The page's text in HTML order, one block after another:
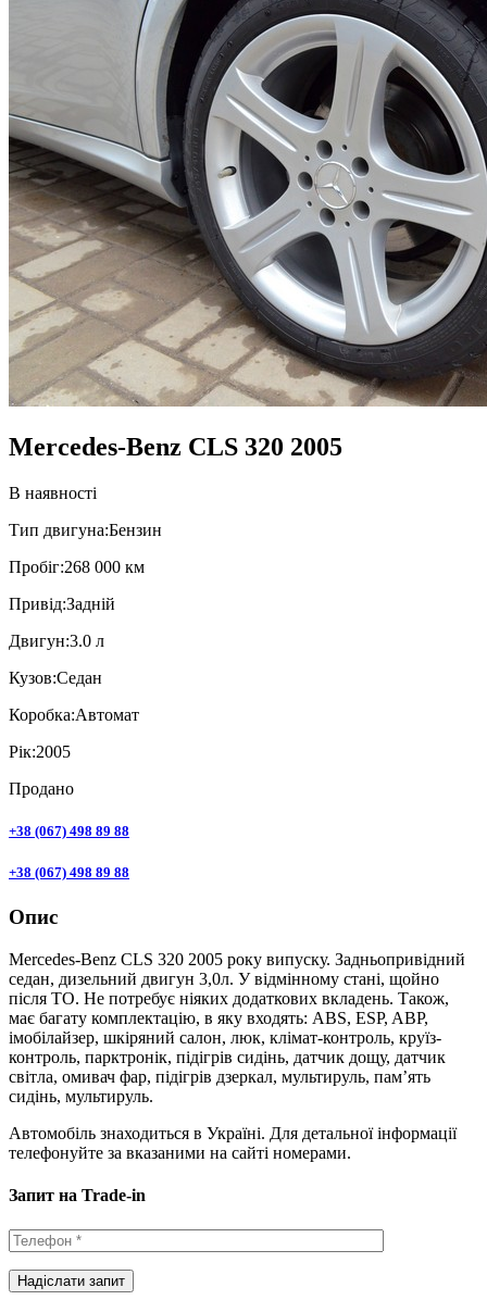
Mercedes-Benz CLS 320 2005
В наявності
Тип двигуна:Бензин
Пробiг:268 000 км
Привiд:Задній
Двигун:3.0 л
Кузов:Седан
Коробка:Автомат
Рік:2005
Продано
+38 (067) 498 89 88
+38 (067) 498 89 88
Опис
Mercedes-Benz CLS 320 2005 року випуску. Задньопривідний
седан, дизельний двигун 3,0л. У відмінному стані, щойно
після ТО. Не потребує ніяких додаткових вкладень. Також,
має багату комплектацію, в яку входять: ABS, ESP, ABP,
імобілайзер, шкіряний салон, люк, клімат-контроль, круїз-
контроль, парктронік, підігрів сидінь, датчик дощу, датчик
світла, омивач фар, підігрів дзеркал, мультируль, пам’ять
сидінь, мультируль.
Автомобіль знаходиться в Україні. Для детальної інформації
телефонуйте за вказаними на сайті номерами.
Запит на Trade-in